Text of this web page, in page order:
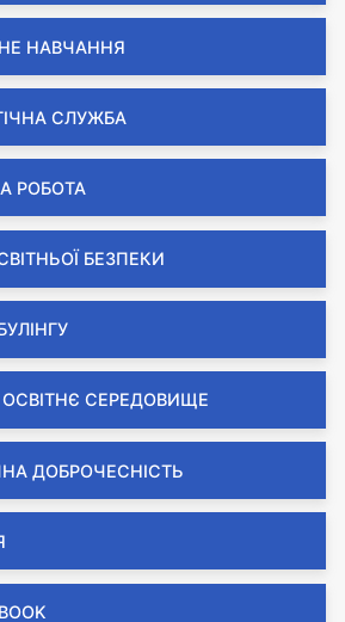
НАВЧАННЯ
СЛУЖБА
РОБОТА
БЕЗПЕКИ
СЕРЕДОВИЩЕ
ДОБРОЧЕСНІСТЬ